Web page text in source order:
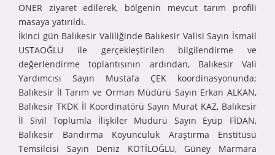
ÖNER ziyaret edilerek, bölgenin mevcut tarım profili
masaya yatırıldı.
İkinci gün Balıkesir Valiliğinde Balıkesir Valisi Sayın İsmail
USTAOĞLU ile gerçekleştirilen bilgilendirme ve
değerlendirme toplantısının ardından, Balıkesir Vali
Yardımcısı Sayın Mustafa ÇEK koordinasyonunda;
Balıkesir İl Tarım ve Orman Müdürü Sayın Erkan ALKAN,
Balıkesir TKDK İl Koordinatörü Sayın Murat KAZ, Balıkesir
İl Sivil Toplumla İlişkiler Müdürü Sayın Eyüp FİDAN,
Balıkesir Bandırma Koyunculuk Araştırma Enstitüsü
Temsilcisi Sayın Deniz KOTİLOĞLU, Güney Marmara